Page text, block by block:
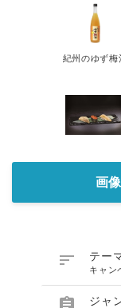
紀州のゆず梅
画
 テー
キャン
ジャ